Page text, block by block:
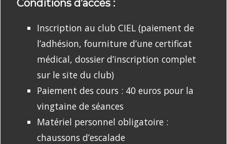
Conditions d’accès :
Inscription au club CIEL (paiement de
l’adhésion, fourniture d’une certificat
médical, dossier d’inscription complet
sur le site du club)
Paiement des cours : 40 euros pour la
vingtaine de séances
Matériel personnel obligatoire :
chaussons d’escalade